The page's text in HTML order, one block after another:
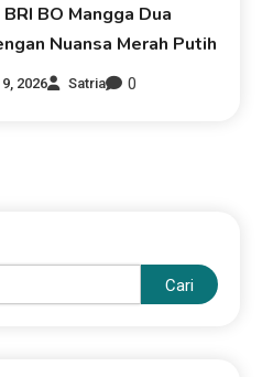
BO Mangga Dua
Nuansa Merah Putih
2026 Satria 0
Cari